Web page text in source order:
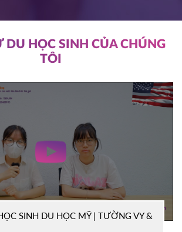
SOUTHEAST MISSOURI STATE
ĐĂNG KÝ
WRIGHT STATE UNIVERISTY
ĐĂNG KÝ
TỔ CHỨC ICEAP
DU HỌC SINH CỦA CHÚNG
TÔI
SINH DU HỌC MỸ | TƯỜNG VY &